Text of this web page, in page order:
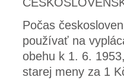
Počas
používať na
obehu k 1. 6.
starej meny za 1